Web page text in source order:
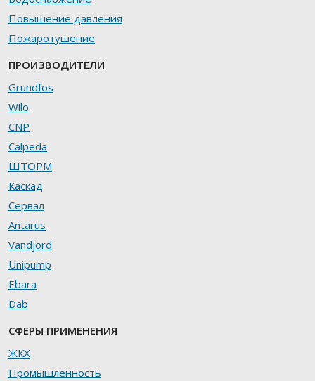
Повышение давления
Пожаротушение
ПРОИЗВОДИТЕЛИ
Grundfos
Wilo
CNP
Calpeda
ШТОРМ
Каскад
Сервал
Antarus
Vandjord
Unipump
Ebara
Dab
СФЕРЫ ПРИМЕНЕНИЯ
ЖКХ
Промышленность